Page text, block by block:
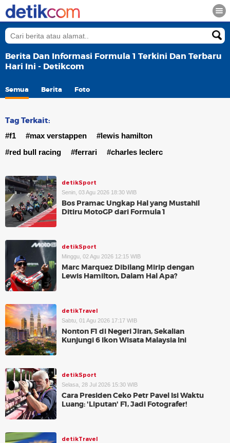
Berita Dan Informasi Formula 1 Terkini Dan Terbaru
Hari Ini - Detikcom
Semua Berita Foto
Tag Terkait:
#f1 #max verstappen
#lewis hamilton
#red bull racing
#ferrari #charles leclerc
detikSport
Senin, 03 Agu 2026 18:30 WIB
Bos Pramac Ungkap Hal yang Mustahil
Ditiru MotoGP dari Formula 1
detikSport
Minggu, 02 Agu 2026 12:15 WIB
Marc Marquez Dibilang Mirip dengan
Lewis Hamilton, Dalam Hal Apa?
detikTravel
Sabtu, 01 Agu 2026 17:17 WIB
Nonton F1 di Negeri Jiran, Sekalian
Kunjungi 6 Ikon Wisata Malaysia Ini
detikSport
Selasa, 28 Jul 2026 15:30 WIB
Cara Presiden Ceko Petr Pavel Isi Waktu
Luang: 'Liputan' F1, Jadi Fotografer!
detikTravel